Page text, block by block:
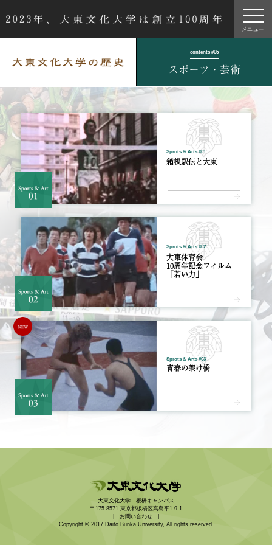
contents #05
スポーツ ・芸術
Sprots & Arts #01
箱根駅伝と大東
Sprots & Arts #02
大東体育会
10周年記念フィルム
「若い力」
Sprots & Arts #03
青春の架け橋
大東文化大学 板橋キャンパス
〒175-8571 東京都板橋区高島平1-9-1
お問い合わせ
Copyright © 2017 Daito Bunka University, All rights reserved.